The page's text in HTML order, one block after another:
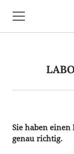
Sie haben einen
genau richtig.
ÜBER UNS